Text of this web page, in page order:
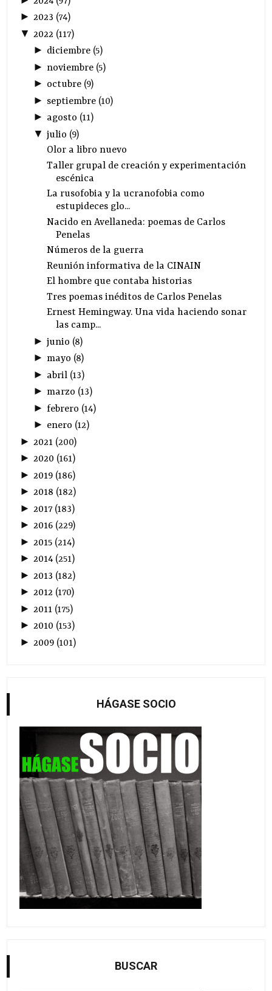
►2023 (74)
▼ 2022 (117)
► diciembre(5)
► noviembre(5)
► octubre(9)
► septiembre(10)
► agosto (11)
▼ julio (9)
Olor a libro nuevo
Taller grupal de creación y experimentación
escénica
La rusofobia y la ucranofobia como
estupideces glo...
Nacido en Avellaneda: poemas de Carlos
Penelas
Números de la guerra
Reunión informativa de la CINAIN
El hombre que contaba historias
Tres poemas inéditos de Carlos Penelas
Ernest Hemingway. Una vida haciendo sonar
las camp...
► junio (8)
► mayo (8)
► abril(13)
► marzo (13)
► febrero (14)
► enero (12)
► 2021 (200)
►2020 (161)
► 2019 (186)
►2018 (182)
► 2017(183)
►2016 (229)
► 2015 (214)
►2014 (251)
► 2013 (182)
►2012 (170)
► 2011 (175)
►2010 (153)
► 2009 (101)
HÁGASE SOCIO
BUSCAR